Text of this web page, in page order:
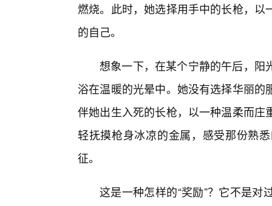
燃烧。此时，她选择用手中的长枪，
的自己。
想象一下，在某个宁静的午后，阳
浴在温暖的光晕中。她没有选择华丽
伴她出生入死的长枪，以一种温柔而
轻抚摸枪身冰凉的金属，感受那份熟
征。
这是一种怎样的“奖励”？它不是